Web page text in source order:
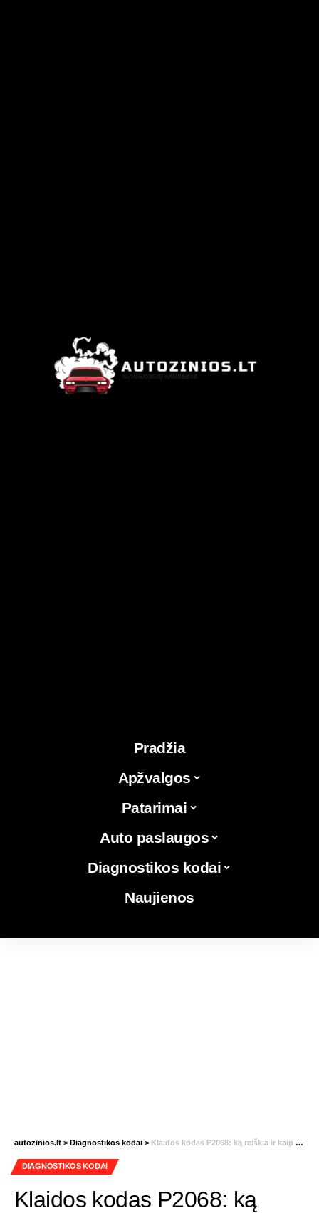
Pradžia
Apžvalgos
Patarimai
Auto paslaugos
Diagnostikos kodai
Naujienos
autozinios.lt > Diagnostikos kodai > Klaidos kodas P2068: ką reiškia ir kaip sutvarkyti?
DIAGNOSTIKOS KODAI
Klaidos kodas P2068: ką